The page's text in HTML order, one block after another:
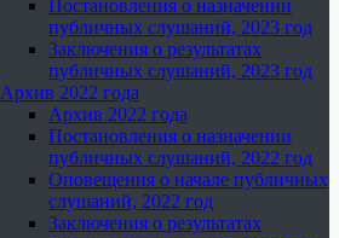
Постановления о назначении
публичных слушаний, 2023 год
Заключения о результатах
публичных слушаний, 2023 год
Архив 2022 года
Архив 2022 года
Постановления о назначении
публичных слушаний, 2022 год
Оповещения о начале публичных
слушаний, 2022 год
Заключения о результатах